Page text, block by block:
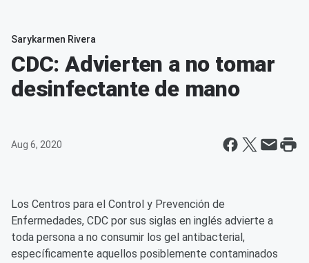
Sarykarmen Rivera
CDC: Advierten a no tomar
desinfectante de mano
Aug 6, 2020
Los Centros para el Control y Prevención de
Enfermedades, CDC por sus siglas en inglés advierte a
toda persona a no consumir los gel antibacterial,
específicamente aquellos posiblemente contaminados